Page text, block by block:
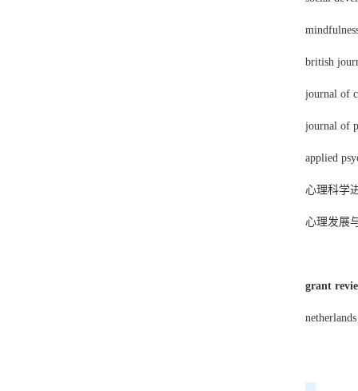
british
journal of
journal of
applied
心理科学
心理发展
grant